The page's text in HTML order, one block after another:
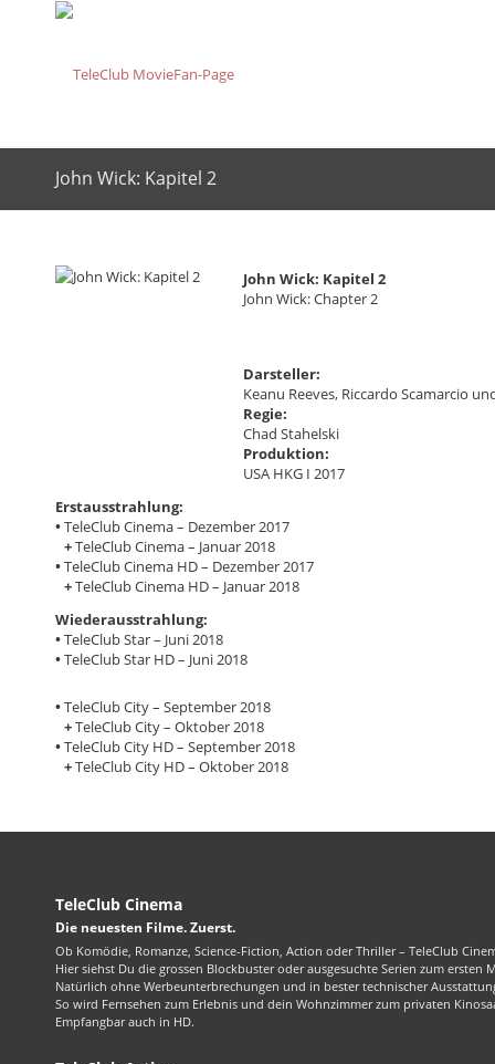
John Wick: Kapitel 2
John Wick: Kapitel 2
John Wick: Chapter 2
Darsteller:
Keanu Reeves, Riccardo Scamarcio
Regie:
Chad Stahelski
Produktion:
USA HKG I 2017
Erstausstrahlung:
•TeleClub Cinema – Dezember 2017
+TeleClub Cinema – Januar 2018
•TeleClub Cinema HD – Dezember 2017
+TeleClub Cinema HD – Januar 2018
Wiederausstrahlung:
•TeleClub Star – Juni 2018
•TeleClub Star HD – Juni 2018
•TeleClub City – September 2018
+TeleClub City – Oktober 2018
•TeleClub City HD – September 2018
+TeleClub City HD – Oktober 2018
TeleClub Cinema
Die neuesten Filme. Zuerst.
Ob Komödie, Romanze, Science-Fiction, Action oder Thriller – TeleClub
Hier siehst Du die grossen Blockbuster oder ausgesuchte Serien zum ersten
Natürlich ohne Werbeunterbrechungen und in bester technischer
So wird Fernsehen zum Erlebnis und dein Wohnzimmer zum privaten
Empfangbar auch in HD.